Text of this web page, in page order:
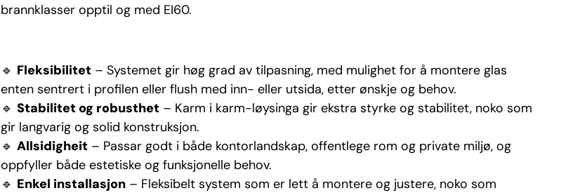
brannklasser opptil og med EI60.
🔹 Fleksibilitet– Systemet gir høg grad av tilpasning, med mulighet for å montere glas
enten sentrert i profilen eller flush med inn- eller utsida, etter ønskje og behov.
🔹 Stabilitet og robusthet– Karm i karm-løysinga gir ekstra styrke og stabilitet, noko som
gir langvarig og solid konstruksjon.
🔹 Allsidigheit– Passar godt i både kontorlandskap, offentlege rom og private miljø, og
oppfyller både estetiske og funksjonelle behov.
🔹 Enkel installasjon– Fleksibelt system som er lett å montere og justere, noko som